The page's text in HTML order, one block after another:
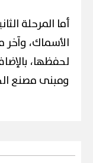
أما المرحلة
الأسماك، وآخر
لحفظها،
ومبنى مصنع